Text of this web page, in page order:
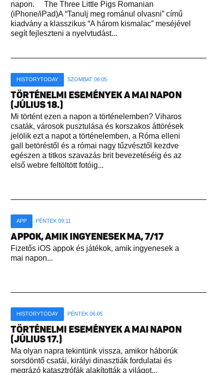
napon. The Three Little Pigs Romanian
(iPhone/iPad)A “Tanulj meg románul olvasni” című
kiadvány a klasszikus “A három kismalac” meséjével
segít fejleszteni a nyelvtudást...
HISTORYTODAY SZOMBAT 06:05
TÖRTÉNELMI ESEMÉNYEK A MAI NAPON
(JÚLIUS 18.)
Mi történt ezen a napon a történelemben? Viharos
csaták, városok pusztulása és korszakos áttörések
jelölik ezt a napot a történelemben, a Róma elleni
gall betöréstől és a római nagy tűzvésztől kezdve
egészen a titkos szavazás brit bevezetéséig és az
első webre feltöltött fotóig...
APP PÉNTEK 09:11
APPOK, AMIK INGYENESEK MA, 7/17
Fizetős iOS appok és játékok, amik ingyenesek a
mai napon...
HISTORYTODAY PÉNTEK 06:05
TÖRTÉNELMI ESEMÉNYEK A MAI NAPON
(JÚLIUS 17.)
Ma olyan napra tekintünk vissza, amikor háborúk
sorsdöntő csatái, királyi dinasztiák fordulatai és
megrázó katasztrófák alakították a világot...